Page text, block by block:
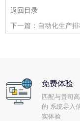
返回目录
下一篇： 自动化生产
免费体验
匹配与贵司
的 系统导入
实体验